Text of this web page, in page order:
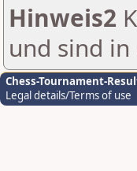
Hinweis2
und sind
Chess-Tournament-
Legal details/Terms of use